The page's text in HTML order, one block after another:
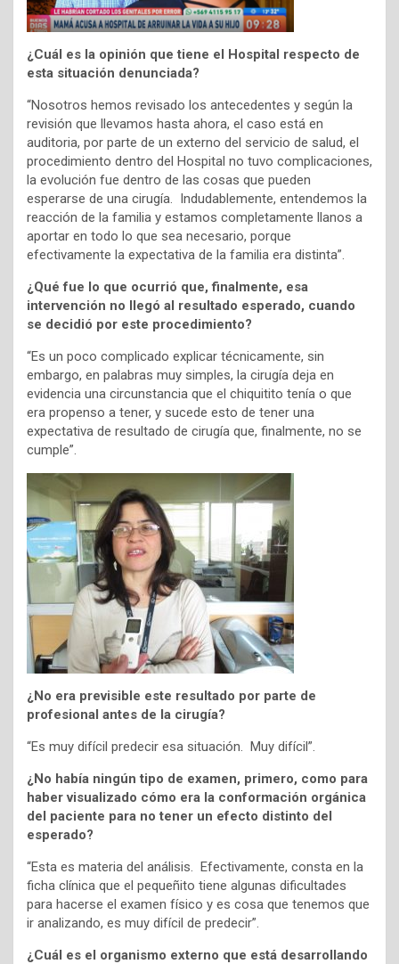
¿Cuál es la opinión que tiene el Hospital respecto de
esta situación denunciada?
“Nosotros hemos revisado los antecedentes y según la
revisión que llevamos hasta ahora, el caso está en
auditoria, por parte de un externo del servicio de salud, el
procedimiento dentro del Hospital no tuvo complicaciones,
la evolución fue dentro de las cosas que pueden
esperarse de una cirugía. Indudablemente, entendemos la
reacción de la familia y estamos completamente llanos a
aportar en todo lo que sea necesario, porque
efectivamente la expectativa de la familia era distinta”.
¿Qué fue lo que ocurrió que, finalmente, esa
intervención no llegó al resultado esperado, cuando
se decidió por este procedimiento?
“Es un poco complicado explicar técnicamente, sin
embargo, en palabras muy simples, la cirugía deja en
evidencia una circunstancia que el chiquitito tenía o que
era propenso a tener, y sucede esto de tener una
expectativa de resultado de cirugía que, finalmente, no se
cumple”.
¿No era previsible este resultado por parte de
profesional antes de la cirugía?
“Es muy difícil predecir esa situación. Muy difícil”.
¿No había ningún tipo de examen, primero, como para
haber visualizado cómo era la conformación orgánica
del paciente para no tener un efecto distinto del
esperado?
“Esta es materia del análisis. Efectivamente, consta en la
ficha clínica que el pequeñito tiene algunas dificultades
para hacerse el examen físico y es cosa que tenemos que
ir analizando, es muy difícil de predecir”.
¿Cuál es el organismo externo que está desarrollando